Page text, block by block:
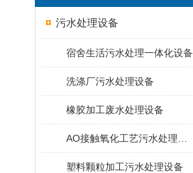
污水处理设备
宿舍生活污水处理一体化设备
洗涤厂污水处理设备
橡胶加工废水处理设备
塑料颗粒加工污水处理设备